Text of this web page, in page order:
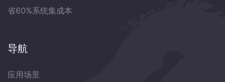
省60%系统集成本
导航
应用场景